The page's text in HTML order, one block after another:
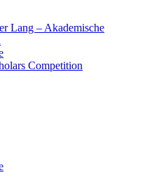
Lang – Akademische
Competition